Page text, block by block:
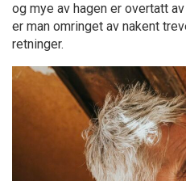
og mye av hagen er overtatt
er man omringet av nakent
retninger.